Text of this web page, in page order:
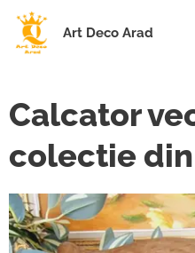
Art Deco Arad
Calcator
colectie